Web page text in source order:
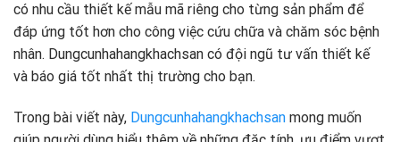
có nhu cầu thiết kế mẫu mã riêng cho từng sản phẩm để
đáp ứng tốt hơn cho công việc cứu chữa và chăm sóc bệnh
nhân. Dungcunhahangkhachsan có đội ngũ tư vấn thiết kế
và báo giá tốt nhất thị trường cho bạn.
Trong bài viết này, Dungcunhahangkhachsan mong muốn